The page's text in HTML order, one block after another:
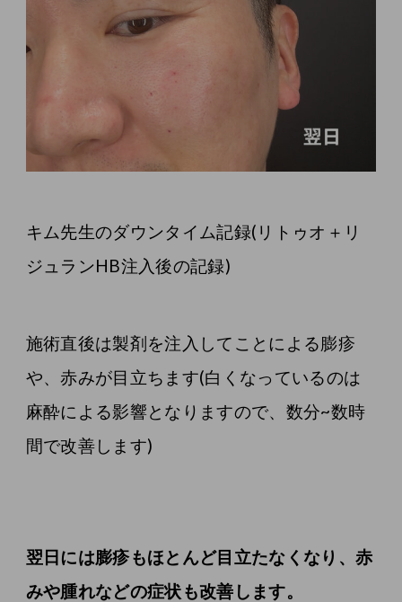
キム先生のダウンタイム記録(リトゥオ＋リ
ジュランHB注入後の記録)
施術直後は製剤を注入してことによる膨疹
や、赤みが目立ちます(白くなっているのは
麻酔による影響となりますので、数分~数時
間で改善します)
翌日には膨疹もほとんど目立たなくなり、赤
みや腫れなどの症状も改善します。